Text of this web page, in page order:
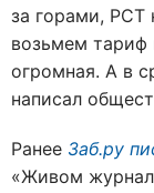
за горами, РСТ
возьмем тариф
огромная. А в
написал
Ранее Заб.ру
«Живом